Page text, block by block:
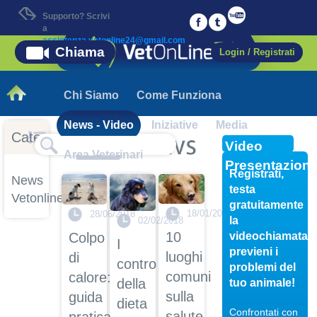
Supporto? Scrivi
a
assistenza.vetonline24@gmail.com
Chi Siamo Come Funziona
News - Video Iniziative Media
Area Veterinari
Login / Registrati
Chiama
Categorie
News
Vetonline
28/06/2018
Colpo
di
calore:
guida
02/02/2018
I
contro
della
dieta
18/01/2018
10
luoghi
comuni
sulla
Video
Registrati,
testa
gratuitamente
la
videochiamata,
previeni i
problemi del
tuo animale!
Confrontati con